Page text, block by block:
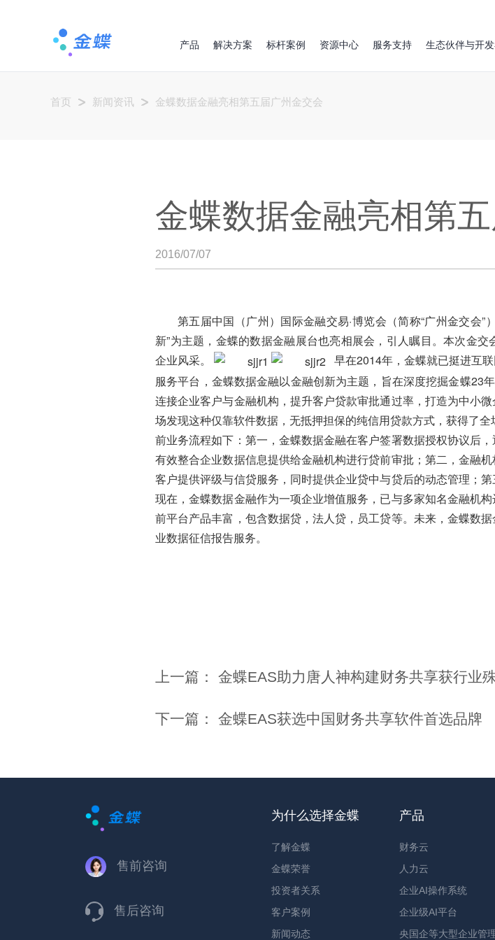
产品 解决方案 标杆案例 资源中心 服务支持 生态伙伴与开
首页 新闻资讯 金蝶数据金融亮相第五届广州金交会
金蝶数据金融亮相第
2016/07/07
第五届中国（广州）国际金融交易·博览会（简称“广州金交会
新”为主题，金蝶的数据金融展台也亮相展会，引人瞩目。本次金
企业风采。
早在2014年，金蝶就已挺进互
服务平台，金蝶数据金融以金融创新为主题，旨在深度挖掘金蝶23
连接企业客户与金融机构，提升客户贷款审批通过率，打造为中小
场发现这种仅靠软件数据，无抵押担保的纯信用贷款方式，获得了
前业务流程如下：第一，金蝶数据金融在客户签署数据授权协议后
有效整合企业数据信息提供给金融机构进行贷前审批；第二，金融
客户提供评级与信贷服务，同时提供企业贷中与贷后的动态管理；
现在，金蝶数据金融作为一项企业增值服务，已与多家知名金融机
前平台产品丰富，包含数据贷，法人贷，员工贷等。未来，金蝶数
业数据征信报告服务。
上一篇： 金蝶EAS助力唐人神构建财务共享获行业
下一篇： 金蝶EAS获选中国财务共享软件首选品牌
售前咨询
售后咨询
为什么选择金蝶
了解金蝶
金蝶荣誉
投资者关系
客户案例
新闻动态
产品
财务云
人力云
企业AI操作系统
企业级AI平台
央国企等大型企业管